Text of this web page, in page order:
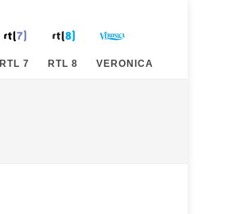
RTL 7 RTL 8 VERONICA